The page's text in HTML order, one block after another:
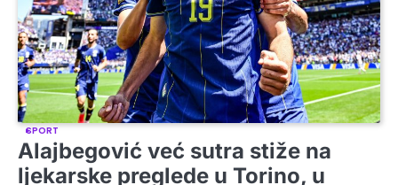
SPORT
Alajbegović već sutra stiže na
ljekarske preglede u Torino, u